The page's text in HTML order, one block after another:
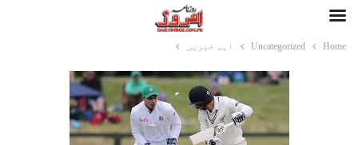
Home
Uncategorized اہم خبریں